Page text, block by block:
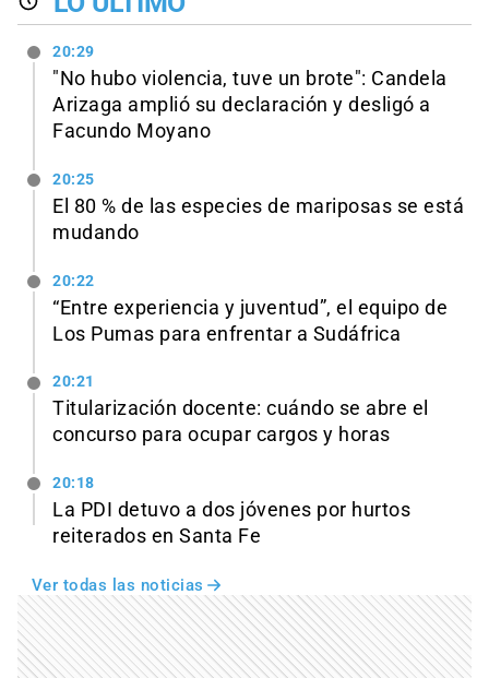
20:29
"No hubo violencia, tuve un brote": Candela
Arizaga amplió su declaración y desligó a
Facundo Moyano
20:25
El 80 % de las especies de mariposas se está
mudando
20:22
“Entre experiencia y juventud”, el equipo de
Los Pumas para enfrentar a Sudáfrica
20:21
Titularización docente: cuándo se abre el
concurso para ocupar cargos y horas
20:18
La PDI detuvo a dos jóvenes por hurtos
reiterados en Santa Fe
Ver todas las noticias